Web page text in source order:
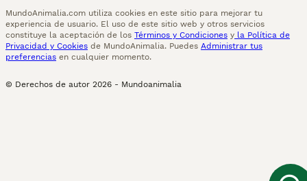
MundoAnimalia.com utiliza cookies en este sitio para mejorar tu
experiencia de usuario. El uso de este sitio web y otros servicios
constituye la aceptación de los Términos y Condiciones y la Política de
Privacidad y Cookies de MundoAnimalia. Puedes Administrar tus
preferencias en cualquier momento.
© Derechos de autor 2026 - Mundoanimalia